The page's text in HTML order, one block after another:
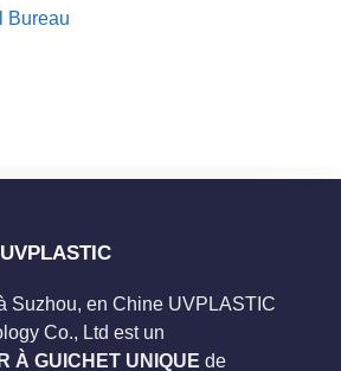
Bureau
Suzhou, en Chine UVPLASTIC
Co., Ltd est un
À GUICHET UNIQUE de